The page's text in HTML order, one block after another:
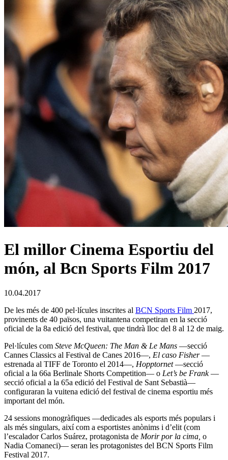
El millor Cinema Esportiu del
món, al Bcn Sports Film 2017
10.04.2017
De les més de 400 pel·lícules inscrites al BCN Sports Film 2017,
provinents de 40 països, una vuitantena competiran en la secció
oficial de la 8a edició del festival, que tindrà lloc del 8 al 12 de maig.
Pel·lícules com Steve McQueen: The Man & Le Mans —secció
Cannes Classics al Festival de Canes 2016—, El caso Fisher—
estrenada al TIFF de Toronto el 2014—, Hopptornet—secció
oficial a la 66a Berlinale Shorts Competition— o Let’s be Frank—
secció oficial a la 65a edició del Festival de Sant Sebastià—
configuraran la vuitena edició del festival de cinema esportiu més
important del món.
24 sessions monogràfiques —dedicades als esports més populars i
als més singulars, així com a esportistes anònims i d’elit (com
l’escalador Carlos Suárez, protagonista de Morir por la cima, o
Nadia Comaneci)— seran les protagonistes del BCN Sports Film
Festival 2017.